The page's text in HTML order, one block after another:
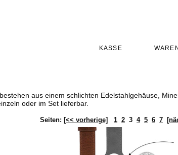
KASSE
aus einem schlichten Edelstahlgehäuse,
oder im Set lieferbar.
Seiten: [<< vorherige] 1 2 3 4 5 6 7